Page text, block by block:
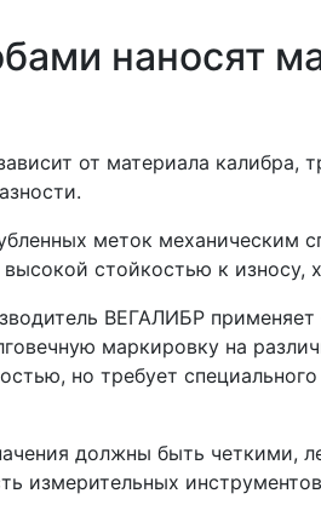
наносят
от материала калибра,
меток
высокой стойкостью к
ВЕГАЛИБР
маркировку на
но требует
должны быть четкими,
измерительных